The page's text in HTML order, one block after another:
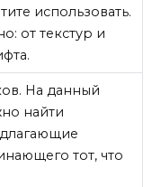
использовать.
от текстур и
На данный
найти
тот, что